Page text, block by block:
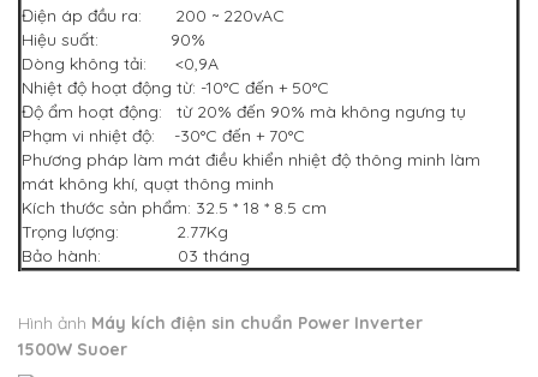
Điện áp đầu ra: 200 ~ 220vAC
Hiệu suất: 90%
Dòng không tải: <0,9A
Nhiệt độ hoạt động từ: -10°C đến + 50°C
Độ ẩm hoạt động: từ 20% đến 90% mà không ngưng tụ
Phạm vi nhiệt độ: -30°C đến + 70°C
Phương pháp làm mát điều khiển nhiệt độ thông minh làm
mát không khí, quạt thông minh
Kích thước sản phẩm: 32.5 * 18 * 8.5 cm
Trọng lượng: 2.77Kg
Bảo hành: 03 tháng
Hình ảnh Máy kích điện sin chuẩn Power Inverter
1500W Suoer